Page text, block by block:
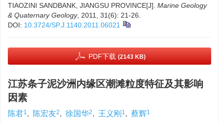
TIAOZINI SANDBANK, JIANGSU PROVINCE[J]. Marine Geology
& Quaternary Geology, 2011, 31(6): 21-26.
DOI: 10.3724/SP.J.1140.2011.06021
PDF下载 (2143 KB)
江苏条子泥沙洲内缘区潮滩粒度特征及其影响
因素
陈君1, 陈宏友2, 徐国华2, 王义刚 1, 蔡辉1